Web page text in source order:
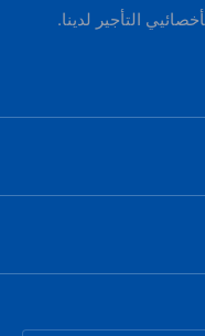
التأجير لدينا.